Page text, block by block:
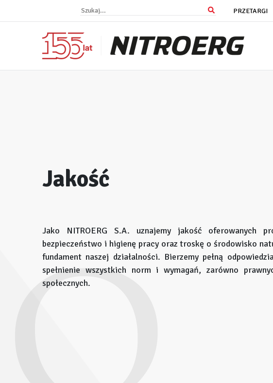
PRZETARGI
Jakość
Jako NITROERG S.A. uznajemy jakość oferowanych
bezpieczeństwo i higienę pracy oraz troskę o środowisko
fundament naszej działalności. Bierzemy pełną
spełnienie wszystkich norm i wymagań, zarówno
społecznych.